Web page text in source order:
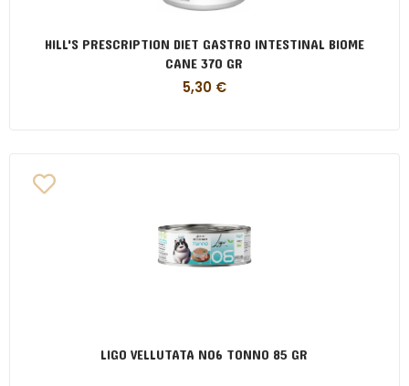
HILL'S PRESCRIPTION DIET GASTRO INTESTINAL BIOME
CANE 370 GR
5,30 €
LIGO VELLUTATA N06 TONNO 85 GR